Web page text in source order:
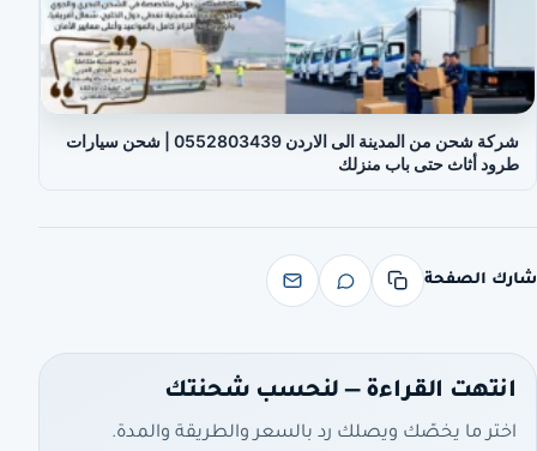
شركة شحن من المدينة الى الاردن 0552803439 | شحن سيارات
طرود أثاث حتى باب منزلك
شارك الصفحة
انتهت القراءة — لنحسب شحنتك
اختر ما يخصّك ويصلك رد بالسعر والطريقة والمدة.